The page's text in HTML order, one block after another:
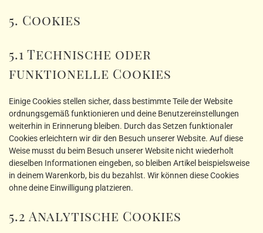
5. Cookies
5.1 Technische oder
funktionelle Cookies
Einige Cookies stellen sicher, dass bestimmte Teile der Website
ordnungsgemäß funktionieren und deine Benutzereinstellungen
weiterhin in Erinnerung bleiben. Durch das Setzen funktionaler
Cookies erleichtern wir dir den Besuch unserer Website. Auf diese
Weise musst du beim Besuch unserer Website nicht wiederholt
dieselben Informationen eingeben, so bleiben Artikel beispielsweise
in deinem Warenkorb, bis du bezahlst. Wir können diese Cookies
ohne deine Einwilligung platzieren.
5.2 Analytische Cookies